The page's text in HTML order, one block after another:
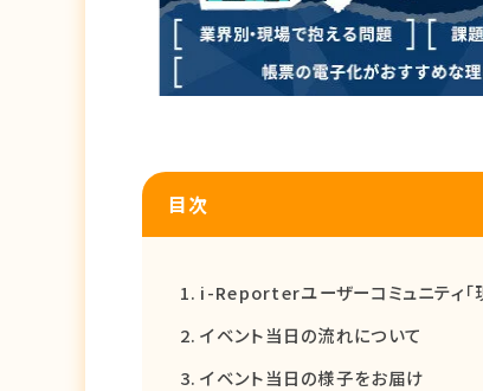
目次
i-Reporterユーザーコミュニティ「
イベント当日の流れについて
イベント当日の様子をお届け